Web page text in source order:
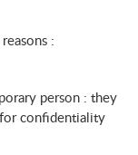
:
person : they
confidentiality